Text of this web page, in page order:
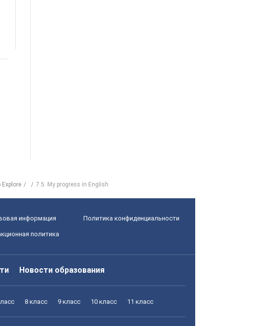
Explore 7.5. My progress in English
информация Политика конфиденциальности
политика
Новости образования
8 класс 9 класс 10 класс 11 класс